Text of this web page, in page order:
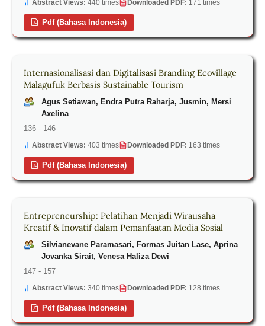
Abstract Views: 440 times Downloaded PDF: 171 times
Pdf (Bahasa Indonesia)
Internasionalisasi dan Digitalisasi Branding Ecovillage
Malagufuk Berbasis Sustainable Tourism
Agus Setiawan, Endra Putra Raharja, Jusmin, Mersi
Axelina
136 - 146
Abstract Views: 403 times Downloaded PDF: 163 times
Pdf (Bahasa Indonesia)
Entrepreneurship: Pelatihan Menjadi Wirausaha
Kreatif & Inovatif dalam Pemanfaatan Media Sosial
Silvianevane Paramasari, Formas Juitan Lase, Aprina
Jovanka Sirait, Venesa Haliza Dewi
147 - 157
Abstract Views: 340 times Downloaded PDF: 128 times
Pdf (Bahasa Indonesia)